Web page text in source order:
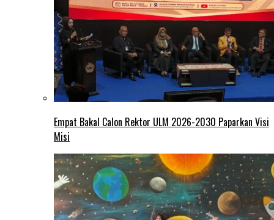
Empat Bakal Calon Rektor ULM 2026-2030 Paparkan Visi
Misi